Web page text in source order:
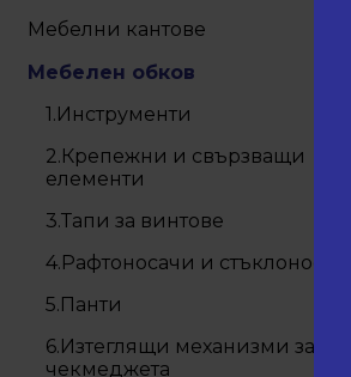
Мебелни кантове
Мебелен обков
1.Инструменти
2.Крепежни и свързващи
елементи
3.Тапи за винтове
4.Рафтоносачи и стъклоносачи
5.Панти
6.Изтеглящи механизми за
чекмеджета